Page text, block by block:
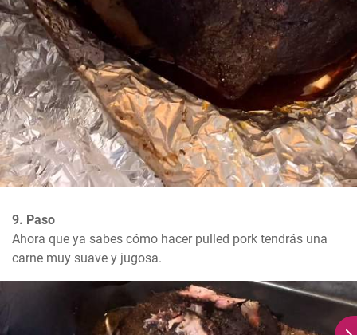
9. Paso
Ahora que ya sabes cómo hacer pulled pork tendrás una
carne muy suave y jugosa.